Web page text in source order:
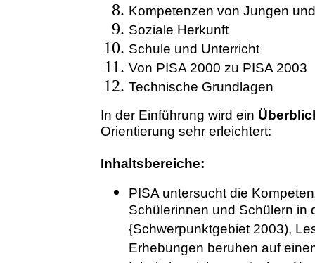
Kompetenzen von Jungen
Soziale Herkunft
Schule und Unterricht
Von PISA 2000 zu PISA 2003
Technische Grundlagen
In der Einführung wird ein
Orientierung sehr erleichtert:
Inhaltsbereiche:
PISA untersucht die
Schülerinnen und Schülern in
{Schwerpunktgebiet 2003),
Erhebungen beruhen auf